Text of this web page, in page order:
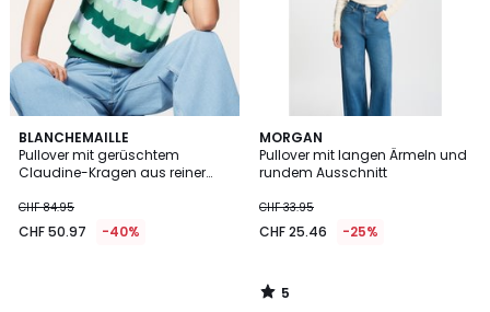
BLANCHEMAILLE
Pullover mit gerüschtem
Claudine-Kragen aus reiner
CHF 84.95
CHF 50.97 -40%
MORGAN
Pullover mit langen Ärmeln und
rundem Ausschnitt
CHF 33.95
CHF 25.46 -25%
5
/
5
5
/